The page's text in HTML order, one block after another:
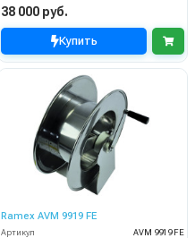
38 000 руб.
Купить
Ramex AVM 9919 FE
Артикул
AVM 9919 FE